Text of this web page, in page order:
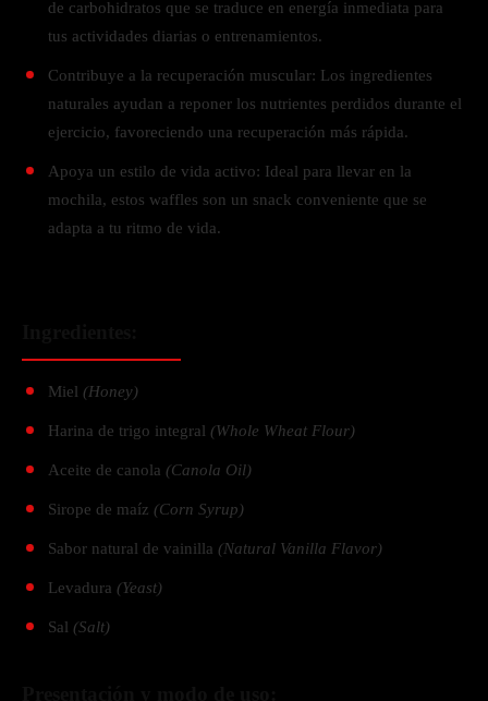
de carbohidratos que se traduce en energía inmediata para
tus actividades diarias o entrenamientos.
Contribuye a la recuperación muscular: Los ingredientes
naturales ayudan a reponer los nutrientes perdidos durante el
ejercicio, favoreciendo una recuperación más rápida.
Apoya un estilo de vida activo: Ideal para llevar en la
mochila, estos waffles son un snack conveniente que se
adapta a tu ritmo de vida.
Miel (Honey)
Harina de trigo integral (Whole Wheat Flour)
Aceite de canola (Canola Oil)
Sirope de maíz (Corn Syrup)
Sabor natural de vainilla (Natural Vanilla Flavor)
Levadura (Yeast)
Sal (Salt)